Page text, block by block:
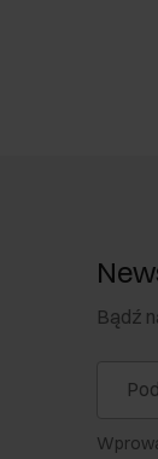
Bądź